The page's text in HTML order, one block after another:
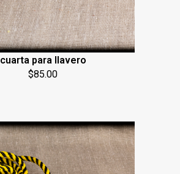
cuarta para llavero
$85.00